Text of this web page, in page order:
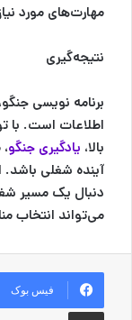
مهارت‌های مورد
نتیجه‌گیری
برنامه نویسی
اطلاعات است. با
بالا، یادگیری جنگو
آینده شغلی باشد.
دنبال یک مسیر
می‌تواند انتخاب
فیس بوک
اشتراک گذاری از طریق ایمیل